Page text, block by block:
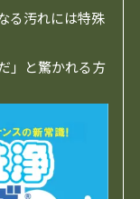
る汚れには特殊
」と驚かれる方